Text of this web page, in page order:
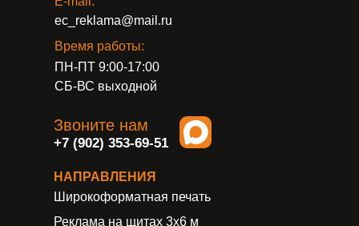
ПН-ПТ 9:00-17:00
СБ-ВС выходной
Время работы:
ec_reklama@mail.ru
Звоните нам
+7 (902) 353-69-51
НАПРАВЛЕНИЯ
Реклама на щитах 3х6 м
Широкоформатная печать